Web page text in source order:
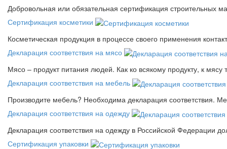
Добровольная или обязательная сертификация строительных
Сертификация косметики
Косметическая продукция в процессе своего применения
Декларация соответствия на мясо
Мясо – продукт питания людей. Как ко всякому продукту, к мясу
Декларация соответствия на мебель
Производите мебель? Необходима декларация соответствия.
Декларация соответствия на одежду
Декларация соответствия на одежду в Российской Федерации
Сертификация упаковки